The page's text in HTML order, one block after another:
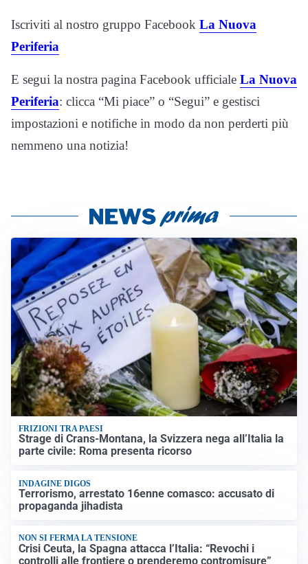
Iscriviti al nostro gruppo Facebook La Nuova
Periferia
E segui la nostra pagina Facebook ufficiale La Nuova
Periferia: clicca “Mi piace” o “Segui” e gestisci
impostazioni e notifiche in modo da non perderti più
nemmeno una notizia!
FRIZIONI TRA PAESI
Strage di Crans-Montana, la Svizzera nega all’Italia la
parte civile: Roma presenta ricorso
INDAGINE DIGOS
Terrorismo, arrestato 16enne comasco: accusato di
propaganda jihadista
NON SI FERMA LA TENSIONE
Crisi Ceuta, la Spagna attacca l’Italia: “Revochi i
controlli alle frontiere o prenderemo contromisure”